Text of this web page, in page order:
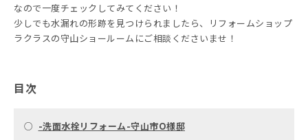
なので一度チェックしてみてください！
少しでも水漏れの形跡を見つけられましたら、リフォームショップ
ラクラスの守山ショールームにご相談くださいませ！
目次
○ -洗面水栓リフォーム-守山市O様邸